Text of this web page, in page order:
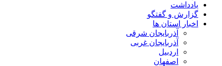
یادداشت
گزارش و گفتگو
اخبار استان ها
آذربایجان شرقی
آذربایجان غربی
اردبیل
اصفهان